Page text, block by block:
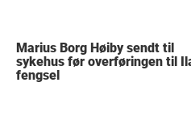
Marius Borg Høiby sendt til
sykehus før overføringen til
fengsel